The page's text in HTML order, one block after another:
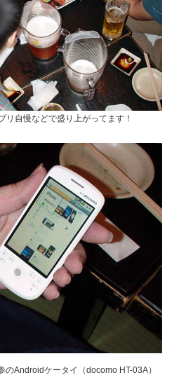
リ自慢などで盛り上がってます！
のAndroidケータイ（docomo HT-03A）